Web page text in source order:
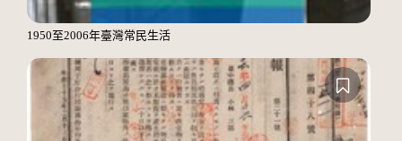
1950至2006年臺灣常民生活